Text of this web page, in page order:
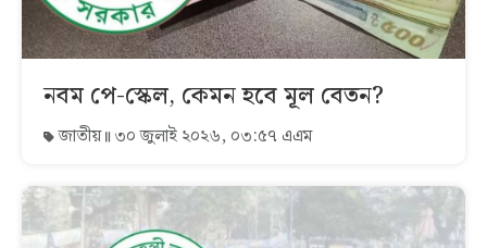
নবম পে-স্কেল, কেমন হবে মূল বেতন?
জাতীয় ৩০ জুলাই ২০২৬, ০৩:৫৭ এএম